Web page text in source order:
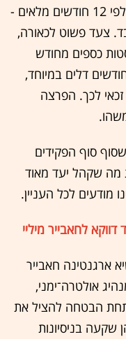
דיווחי ההכנסה של התושבים יחושבו לפי 12 חודשים מלאים -
צעד פשוט לכאורה,
כספים מחודש
דלים במיוחד,
לכך. הפרצה
סוף הפקידים
מה שקהל יעד מאוד
מודעים לכל העניין.
לחאבייר מיליי
ארגנטינה חאבייר
אולטרה־ימני,
תחת הבטחה להציל את
בניסיונות